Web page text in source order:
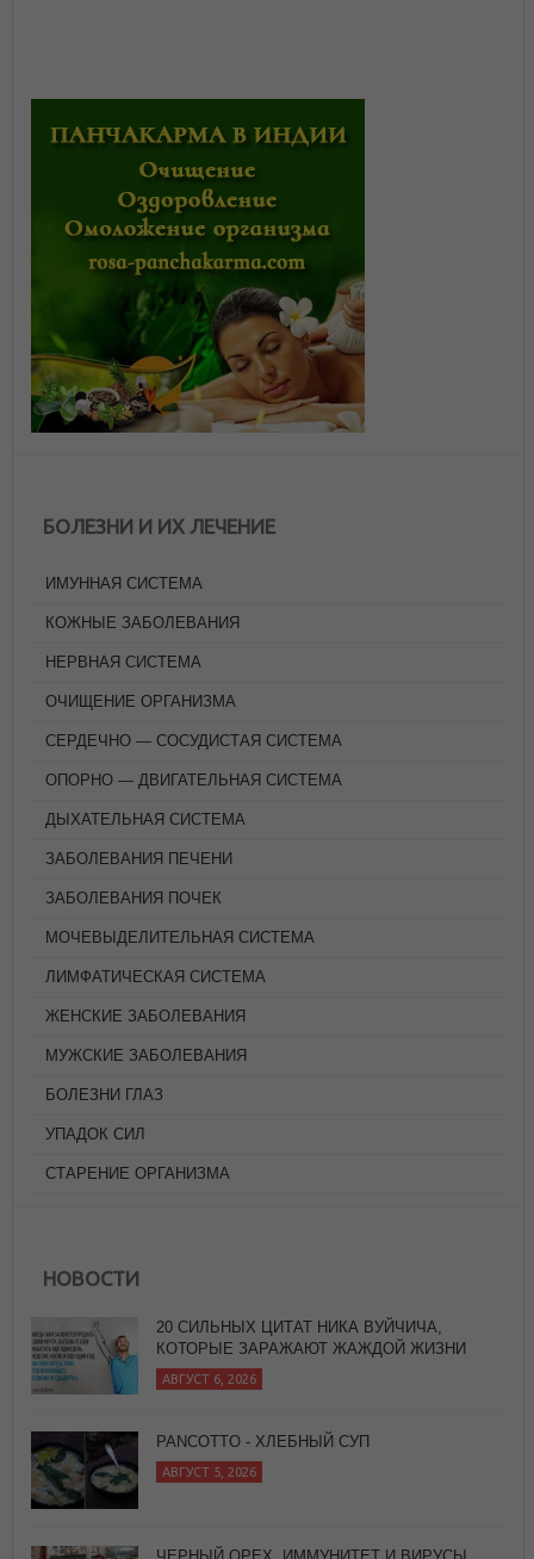
БОЛЕЗНИ И ИХ ЛЕЧЕНИЕ
ИМУННАЯ СИСТЕМА
КОЖНЫЕ ЗАБОЛЕВАНИЯ
НЕРВНАЯ СИСТЕМА
ОЧИЩЕНИЕ ОРГАНИЗМА
СЕРДЕЧНО — СОСУДИСТАЯ СИСТЕМА
ОПОРНО — ДВИГАТЕЛЬНАЯ СИСТЕМА
ДЫХАТЕЛЬНАЯ СИСТЕМА
ЗАБОЛЕВАНИЯ ПЕЧЕНИ
ЗАБОЛЕВАНИЯ ПОЧЕК
МОЧЕВЫДЕЛИТЕЛЬНАЯ СИСТЕМА
ЛИМФАТИЧЕСКАЯ СИСТЕМА
ЖЕНСКИЕ ЗАБОЛЕВАНИЯ
МУЖСКИЕ ЗАБОЛЕВАНИЯ
БОЛЕЗНИ ГЛАЗ
УПАДОК СИЛ
СТАРЕНИЕ ОРГАНИЗМА
НОВОСТИ
20 СИЛЬНЫХ ЦИТАТ НИКА ВУЙЧИЧА,
КОТОРЫЕ ЗАРАЖАЮТ ЖАЖДОЙ ЖИЗНИ
АВГУСТ 6, 2026
PANCOTTO - ХЛЕБНЫЙ СУП
АВГУСТ 5, 2026